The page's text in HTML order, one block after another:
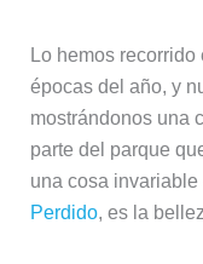
Lo hemos
épocas del año, y
mostrándonos una
parte del parque
una cosa invariable
Perdido, es la